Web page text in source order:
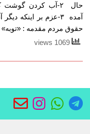
حال ۲-آب کردن
حقوق مردم مقدمه :